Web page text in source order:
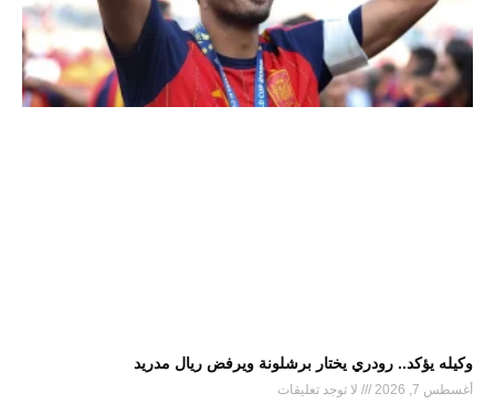
وكيله يؤكد.. رودري يختار برشلونة ويرفض ريال مدريد
أغسطس 7, 2026 لا توجد تعليقات